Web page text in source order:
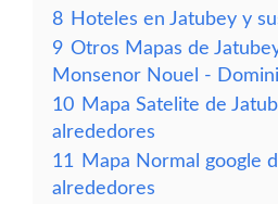
8 Hoteles en Jatubey y
9 Otros Mapas de
Monsenor Nouel -
10 Mapa Satelite de
alrededores
11
Mapa Normal google
alrededores